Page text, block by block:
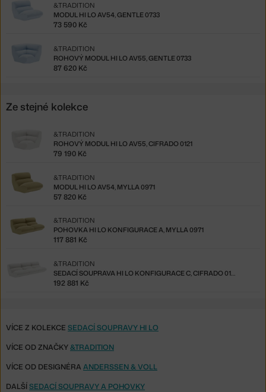
MODUL HI LO AV54, GENTLE 0733
&TRADITION
73 590 Kč
ROHOVÝ MODUL HI LO AV55, GENTLE 0733
&TRADITION
87 620 Kč
Ze stejné kolekce
ROHOVÝ MODUL HI LO AV55, CIFRADO 0121
&TRADITION
79 190 Kč
MODUL HI LO AV54, MYLLA 0971
&TRADITION
57 820 Kč
POHOVKA HI LO KONFIGURACE A, MYLLA 0971
&TRADITION
117 881 Kč
SEDACÍ SOUPRAVA HI LO KONFIGURACE C, CIFRADO 0121
&TRADITION
192 881 Kč
VÍCE Z KOLEKCE SEDACÍ SOUPRAVY HI LO
VÍCE OD ZNAČKY&TRADITION
VÍCE OD DESIGNÉRA ANDERSSEN & VOLL
DALŠÍSEDACÍ SOUPRAVY A POHOVKY